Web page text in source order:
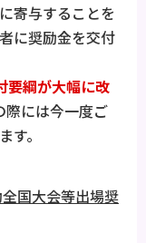
寄与することを
に奨励金を交付
要綱が大幅に改
際には今一度ご
。
国大会等出場奨